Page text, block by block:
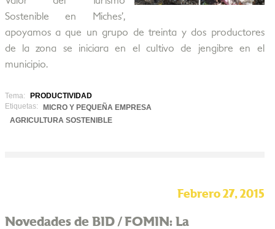
Sostenible en Miches’,
apoyamos a que un grupo de treinta y dos productores
de la zona se iniciara en el cultivo de jengibre en el
municipio.
Tema:
PRODUCTIVIDAD
Etiquetas:
MICRO Y PEQUEÑA EMPRESA
AGRICULTURA SOSTENIBLE
Febrero 27, 2015
Novedades de BID / FOMIN: La